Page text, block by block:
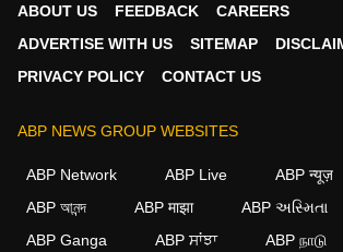
ABOUT US FEEDBACK
CAREERS
ADVERTISE WITH US
SITEMAP
PRIVACY POLICY
CONTACT US
ABP NEWS GROUP WEBSITES
ABP Network ABP Live
ABP न्यूज़
ABP আনন্দ
ABP माझा
ABP અસ્મિતા
ABP Ganga
ABP ਸਾਂਝਾ ABP நாடு